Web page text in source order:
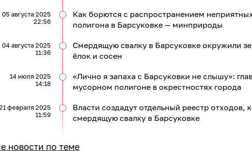
Как борются с распространением
полигона в Барсуковке — минприроды
05 августа 2025
22:56
Смердящую свалку в Барсуковке окружили
ёлок и сосен
04 августа 2025
11:36
«Лично я запаха с Барсуковки не слышу»:
мусорном полигоне в окрестностях города
14 июля 2025
14:18
Власти создадут отдельный реестр отходов,
смердящую свалку в Барсуковке
февраля 2025
11:59
новости по теме